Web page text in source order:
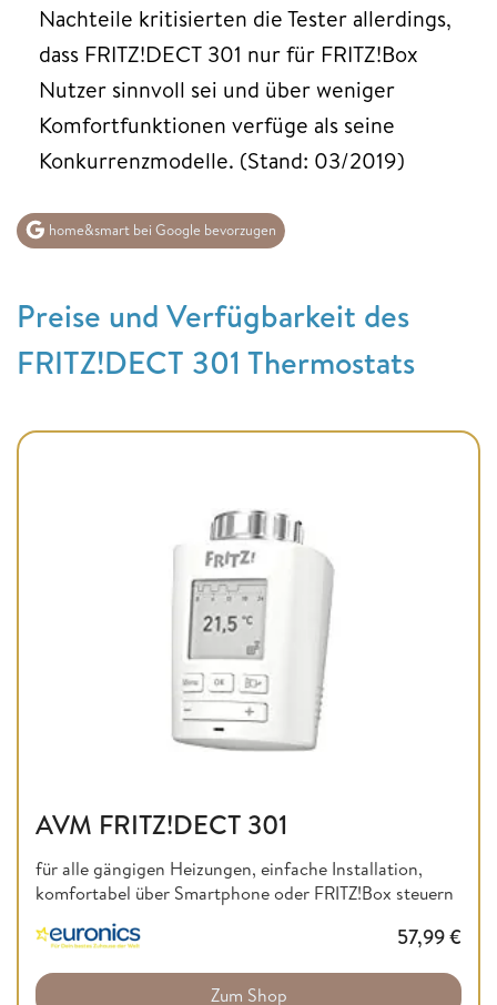
Nachteile kritisierten die Tester allerdings,
dass FRITZ!DECT 301 nur für FRITZ!Box
Nutzer sinnvoll sei und über weniger
Komfortfunktionen verfüge als seine
Konkurrenzmodelle. (Stand: 03/2019)
home&smart bei Google bevorzugen
Preise und Verfügbarkeit des
FRITZ!DECT 301 Thermostats
AVM FRITZ!DECT 301
für alle gängigen Heizungen, einfache Installation,
komfortabel über Smartphone oder FRITZ!Box steuern
57,99€
Zum Shop